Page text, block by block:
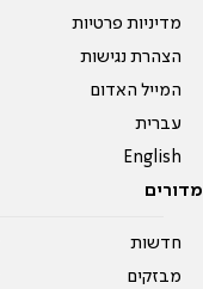
מדיניות פרטיות
הצהרת נגישות
המייל האדום
עברית
English
מדורים
חדשות
מבזקים